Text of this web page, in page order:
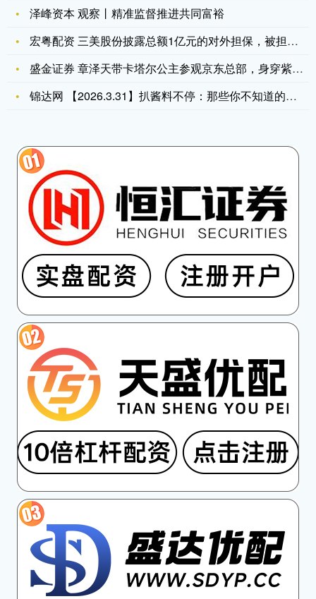
泽峰资本 观察丨精准监督推进共同富裕
宏粤配资 三美股份披露总额1亿元的对外担保，被担保方为重庆市
盛金证券 章泽天带卡塔尔公主参观京东总部，身穿紫色套装，端庄
锦达网 【2026.3.31】扒酱料不停：那些你不知道的八卦